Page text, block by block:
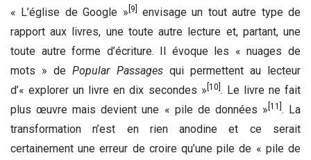
« L’église de Google » [9]
envisage un tout autre type de
rapport aux livres, une toute autre lecture et, partant, une
toute autre forme d’écriture. Il évoque les « nuages de
mots » dePopular Passagesqui permettent au lecteur
d’« explorer un livre en dix secondes » [10] . Le livre ne fait
plus œuvre mais devient une « pile de données » [11] . La
transformation n’est en rien anodine et ce serait
certainement une erreur de croire qu’une pile de « pile de